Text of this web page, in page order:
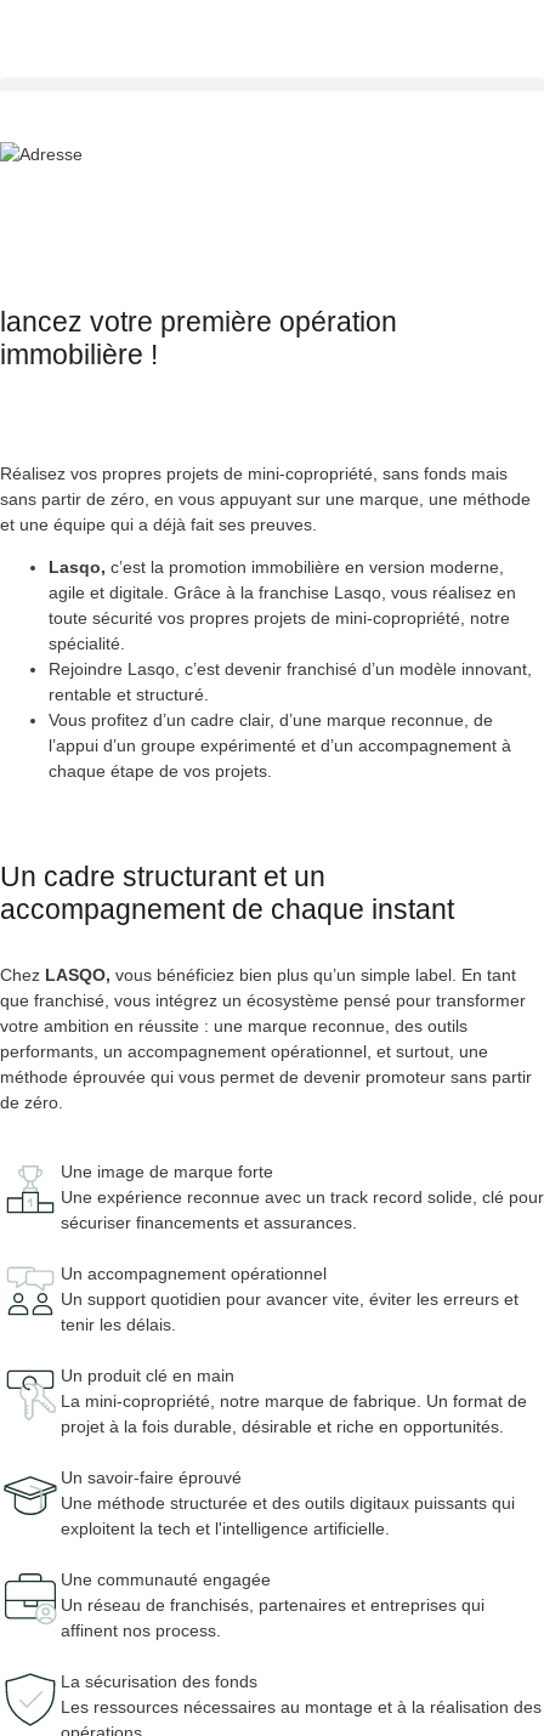
lancez votre première opération
immobilière !
Réalisez vos propres projets de mini-copropriété, sans fonds mais
sans partir de zéro, en vous appuyant sur une marque, une méthode
et une équipe qui a déjà fait ses preuves.
Lasqo, c’est la promotion immobilière en version moderne,
agile et digitale. Grâce à la franchise Lasqo, vous réalisez en
toute sécurité vos propres projets de mini-copropriété, notre
spécialité.
Rejoindre Lasqo, c’est devenir franchisé d’un modèle innovant,
rentable et structuré.
Vous profitez d’un cadre clair, d’une marque reconnue, de
l’appui d’un groupe expérimenté et d’un accompagnement à
chaque étape de vos projets.
Un cadre structurant et un
accompagnement de chaque instant
Chez LASQO, vous bénéficiez bien plus qu’un simple label. En tant
que franchisé, vous intégrez un écosystème pensé pour transformer
votre ambition en réussite : une marque reconnue, des outils
performants, un accompagnement opérationnel, et surtout, une
méthode éprouvée qui vous permet de devenir promoteur sans partir
de zéro.
Une image de marque forte
Une expérience reconnue avec un track record solide, clé pour
sécuriser financements et assurances.
Un accompagnement opérationnel
Un support quotidien pour avancer vite, éviter les erreurs et
tenir les délais.
Un produit clé en main
La mini-copropriété, notre marque de fabrique. Un format de
projet à la fois durable, désirable et riche en opportunités.
Un savoir-faire éprouvé
Une méthode structurée et des outils digitaux puissants qui
exploitent la tech et l'intelligence artificielle.
Une communauté engagée
Un réseau de franchisés, partenaires et entreprises qui
affinent nos process.
La sécurisation des fonds
Les ressources nécessaires au montage et à la réalisation des
opérations.